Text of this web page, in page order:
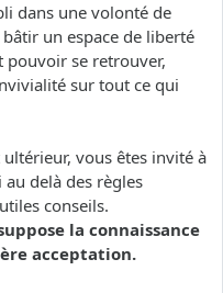
dans une volonté de
un espace de liberté
se retrouver,
sur tout ce qui
vous êtes invité à
delà des règles
conseils.
la connaissance
acceptation.